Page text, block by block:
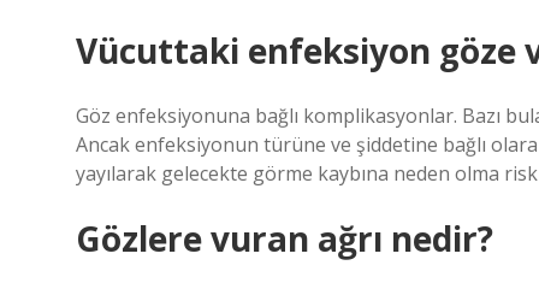
Vücuttaki enfeksiyon göze
Göz enfeksiyonuna bağlı komplikasyonlar. Bazı
Ancak enfeksiyonun türüne ve şiddetine bağlı
yayılarak gelecekte görme kaybına neden olma
Gözlere vuran ağrı nedir?